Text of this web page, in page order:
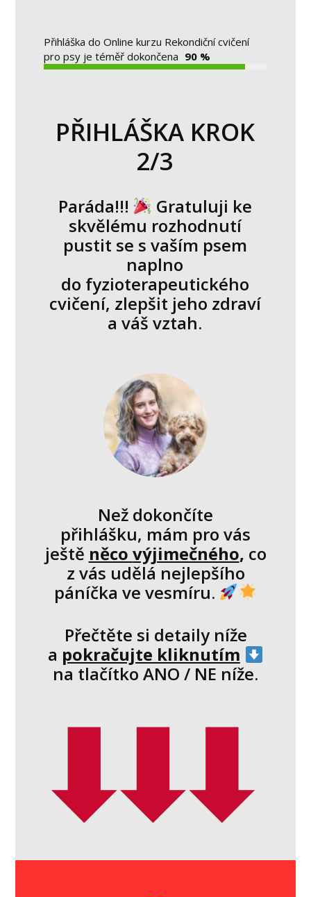
Přihláška do Online kurzu Rekondiční cvičení
pro psy je téměř dokončena 90 %
PŘIHLÁŠKA KROK
2/3
Paráda!!!
Gratuluji ke
skvělému rozhodnutí
pustit se s vaším psem
naplno
do fyzioterapeutického
cvičení, zlepšit jeho zdraví
a váš vztah.
Než dokončíte
přihlášku, mám pro vás
ještě něco výjimečného, co
z vás udělá nejlepšího
páníčka ve vesmíru.
Přečtěte si detaily níže
a pokračujte kliknutím
na tlačítko ANO / NE níže.